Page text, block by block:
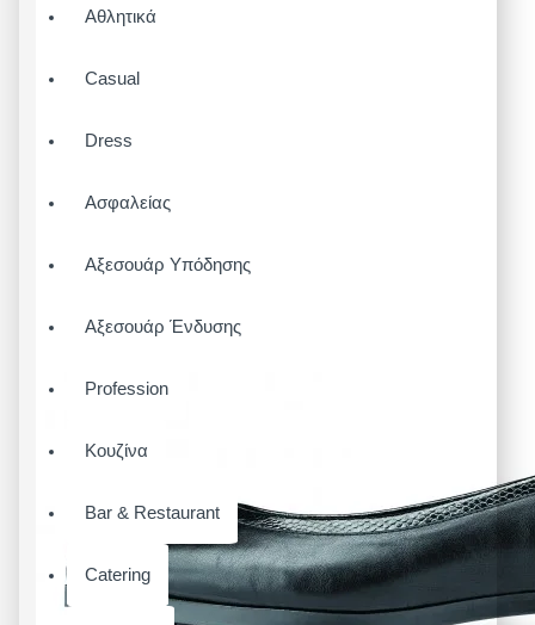
Αθλητικά
Casual
Dress
Ασφαλείας
Αξεσουάρ Υπόδησης
Αξεσουάρ Ένδυσης
Profession
Κουζίνα
Bar & Restaurant
Catering